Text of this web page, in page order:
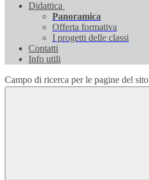
Didattica
Panoramica
Offerta formativa
I progetti delle classi
Contatti
Info utili
Campo di ricerca per le pagine del sito